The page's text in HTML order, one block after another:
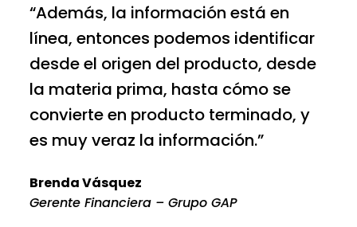
“Además, la información está en
línea, entonces podemos identificar
desde el origen del producto, desde
la materia prima, hasta cómo se
convierte en producto terminado, y
es muy veraz la información.”
Brenda Vásquez
Gerente Financiera – Grupo GAP